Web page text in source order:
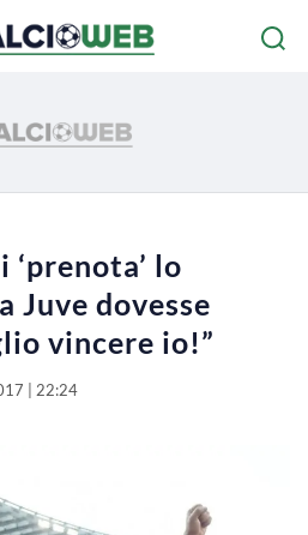
‘prenota’ lo
Juve dovesse
vincere io!”
| 22:24